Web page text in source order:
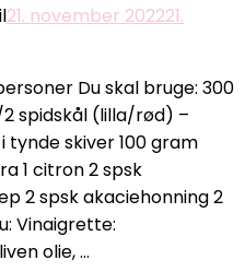
21. november 202221.
Du skal bruge: 300
spidskål (lilla/rød) –
skiver 100 gram
1 citron 2 spsk
2 spsk akaciehonning 2
Vinaigrette:
olie, …